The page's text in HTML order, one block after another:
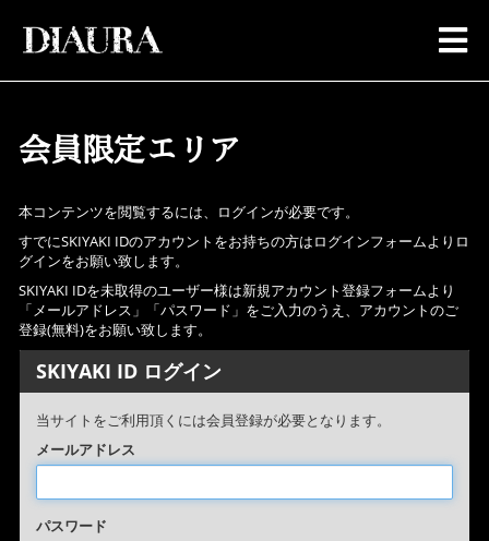
会員限定エリア
本コンテンツを閲覧するには、ログインが必要です。
すでにSKIYAKI IDのアカウントをお持ちの方はログインフォームよりロ
グインをお願い致します。
SKIYAKI IDを未取得のユーザー様は新規アカウント登録フォームより
「メールアドレス」「パスワード」をご入力のうえ、アカウントのご
登録(無料)をお願い致します。
SKIYAKI ID ログイン
当サイトをご利用頂くには会員登録が必要となります。
メールアドレス
パスワード